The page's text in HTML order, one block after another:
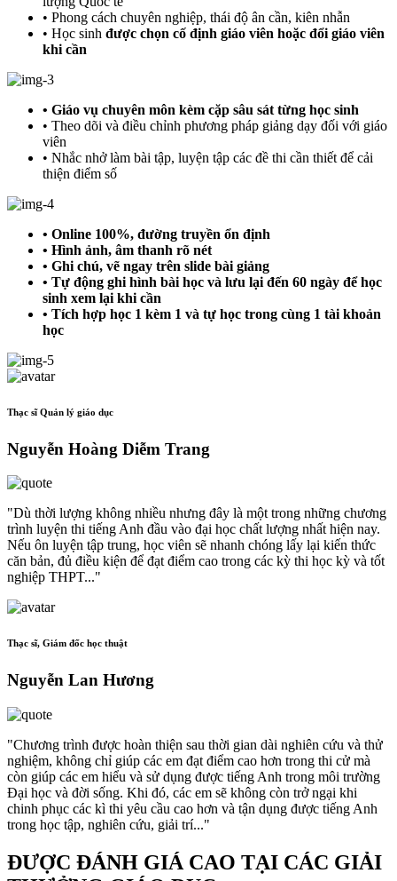
• Phong cách chuyên nghiệp, thái độ ân cần, kiên nhẫn
• Học sinh được chọn cố định giáo viên hoặc đổi giáo viên
khi cần
• Giáo vụ chuyên môn kèm cặp sâu sát từng học sinh
• Theo dõi và điều chỉnh phương pháp giảng dạy đối với giáo
viên
• Nhắc nhở làm bài tập, luyện tập các đề thi cần thiết để cải
thiện điểm số
• Online 100%, đường truyền ổn định
• Hình ảnh, âm thanh rõ nét
• Ghi chú, vẽ ngay trên slide bài giảng
• Tự động ghi hình bài học và lưu lại đến 60 ngày để học
sinh xem lại khi cần
• Tích hợp học 1 kèm 1 và tự học trong cùng 1 tài khoản
học
Thạc sĩ Quản lý giáo dục
Nguyễn Hoàng Diễm Trang
"Dù thời lượng không nhiều nhưng đây là một trong những chương
trình luyện thi tiếng Anh đầu vào đại học chất lượng nhất hiện nay.
Nếu ôn luyện tập trung, học viên sẽ nhanh chóng lấy lại kiến thức
căn bản, đủ điều kiện để đạt điểm cao trong các kỳ thi học kỳ và tốt
nghiệp THPT..."
Thạc sĩ, Giám đốc học thuật
Nguyễn Lan Hương
"Chương trình được hoàn thiện sau thời gian dài nghiên cứu và thử
nghiệm, không chỉ giúp các em đạt điểm cao hơn trong thi cử mà
còn giúp các em hiểu và sử dụng được tiếng Anh trong môi trường
Đại học và đời sống. Khi đó, các em sẽ không còn trở ngại khi
chinh phục các kì thi yêu cầu cao hơn và tận dụng được tiếng Anh
trong học tập, nghiên cứu, giải trí..."
ĐƯỢC ĐÁNH GIÁ CAO TẠI CÁC GIẢI